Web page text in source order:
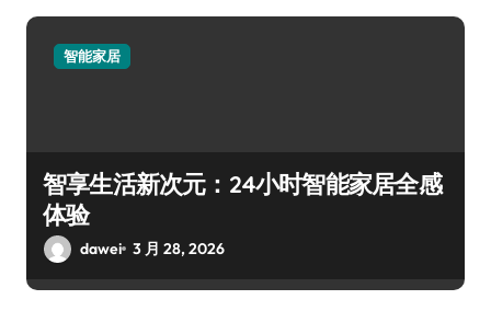
智能家居
智享生活新次元：24小时智能家居全感
体验
dawei 3 月 28, 2026